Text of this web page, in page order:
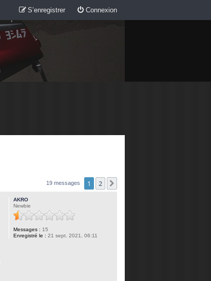
Connexion
S’enregistrer
19 messages 1 2
AKRO
Newbie
Messages : 15
Enregistré le : 21 sept. 2021, 06:11